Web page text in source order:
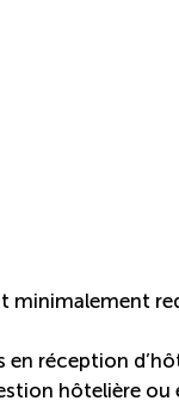
minimalement
réception
hôtelière